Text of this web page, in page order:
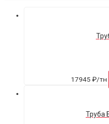
17945 ₽/тн
Труба